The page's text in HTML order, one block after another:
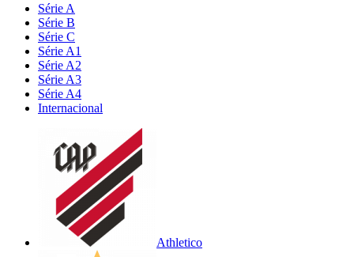
Série A
Série B
Série C
Série A1
Série A2
Série A3
Série A4
Internacional
Athletico